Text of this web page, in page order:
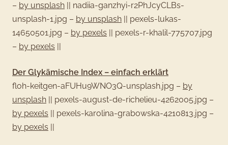
– by unsplash
nadiia-ganzhyi-r2PhJcyCLBs-
unsplash-1.jpg – by unsplash
pexels-lukas-
14650501.jpg – by pexels
pexels-r-khalil-775707.jpg
– by pexels
Der Glykämische Index – einfach erklärt
floh-keitgen-aFUHu9WNO3Q-unsplash.jpg – by
unsplash
pexels-august-de-richelieu-4262005.jpg –
by pexels
pexels-karolina-grabowska-4210813.jpg –
by pexels